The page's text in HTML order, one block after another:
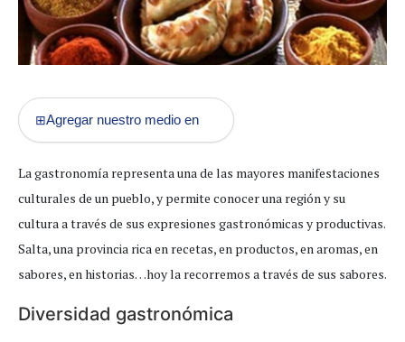
⊞Agregar nuestro medio en
La gastronomía representa una de las mayores manifestaciones
culturales de un pueblo, y permite conocer una región y su
cultura a través de sus expresiones gastronómicas y productivas.
Salta, una provincia rica en recetas, en productos, en aromas, en
sabores, en historias…hoy la recorremos a través de sus sabores.
Diversidad gastronómica